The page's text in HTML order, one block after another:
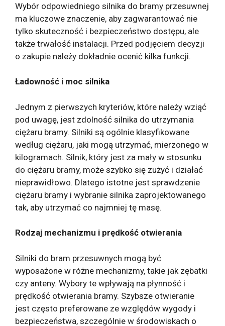
Wybór odpowiedniego silnika do bramy przesuwnej
ma kluczowe znaczenie, aby zagwarantować nie
tylko skuteczność i bezpieczeństwo dostępu, ale
także trwałość instalacji. Przed podjęciem decyzji
o zakupie należy dokładnie ocenić kilka funkcji.
Ładowność i moc silnika
Jednym z pierwszych kryteriów, które należy wziąć
pod uwagę, jest zdolność silnika do utrzymania
ciężaru bramy. Silniki są ogólnie klasyfikowane
według ciężaru, jaki mogą utrzymać, mierzonego w
kilogramach. Silnik, który jest za mały w stosunku
do ciężaru bramy, może szybko się zużyć i działać
nieprawidłowo. Dlatego istotne jest sprawdzenie
ciężaru bramy i wybranie silnika zaprojektowanego
tak, aby utrzymać co najmniej tę masę.
Rodzaj mechanizmu i prędkość otwierania
Silniki do bram przesuwnych mogą być
wyposażone w różne mechanizmy, takie jak zębatki
czy anteny. Wybory te wpływają na płynność i
prędkość otwierania bramy. Szybsze otwieranie
jest często preferowane ze względów wygody i
bezpieczeństwa, szczególnie w środowiskach o